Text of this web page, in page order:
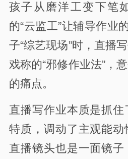
孩子从磨洋工变下笔
的“云监工”让辅导作业
子“综艺现场”时，直播
戏称的“邪修作业法”，
的痛点。
直播写作业本质是抓
特质，调动了主观能动
直播镜头也是一面镜